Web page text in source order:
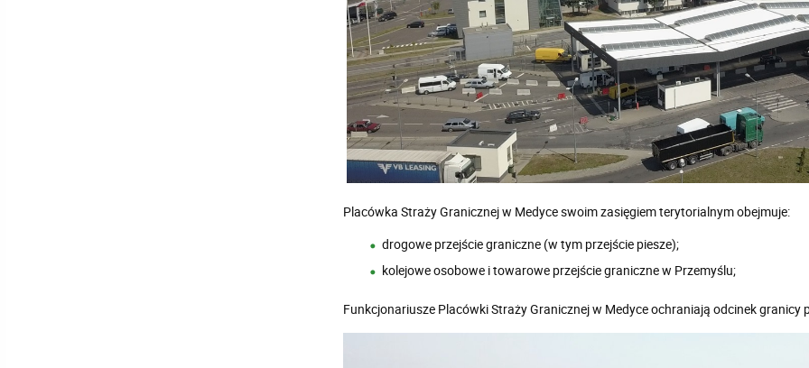
Placówka Straży Granicznej w Medyce swoim zasięgiem terytorialnym obejmuje:
drogowe przejście graniczne (w tym przejście piesze);
kolejowe osobowe i towarowe przejście graniczne w Przemyślu;
Funkcjonariusze Placówki Straży Granicznej w Medyce ochraniają odcinek granicy